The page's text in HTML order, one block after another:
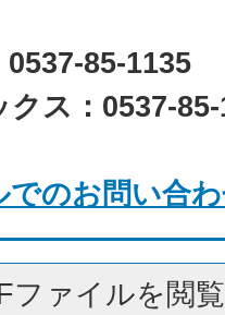
0537-85-1135
クス：0537-
でのお問い合
ファイルを閲